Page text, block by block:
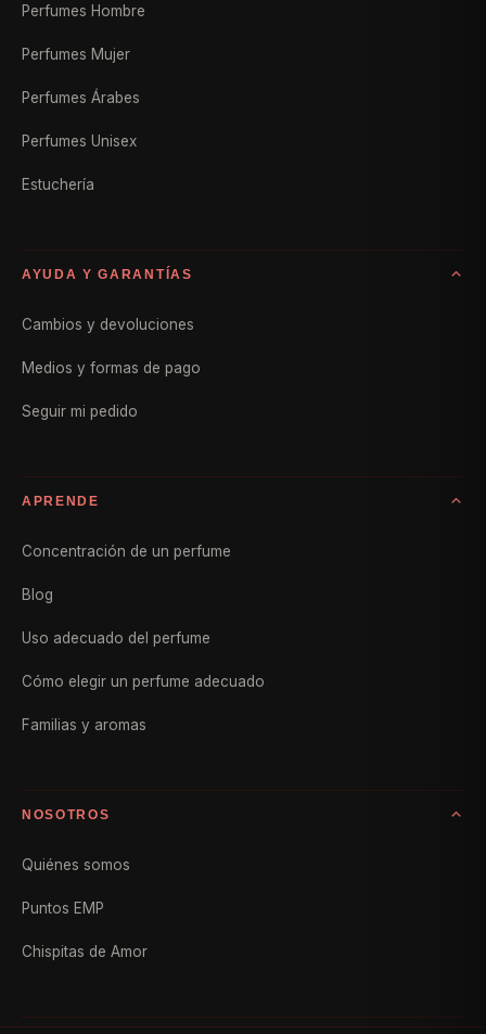
Perfumes Hombre
Perfumes Mujer
Perfumes Árabes
Perfumes Unisex
Estuchería
AYUDA Y GARANTÍAS
Cambios y devoluciones
Medios y formas de pago
Seguir mi pedido
APRENDE
Concentración de un perfume
Blog
Uso adecuado del perfume
Cómo elegir un perfume adecuado
Familias y aromas
NOSOTROS
Quiénes somos
Puntos EMP
Chispitas de Amor